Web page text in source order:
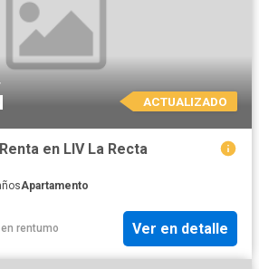
ACTUALIZADO
en LIV La Recta
Apartamento
en rentumo Ver en detalle